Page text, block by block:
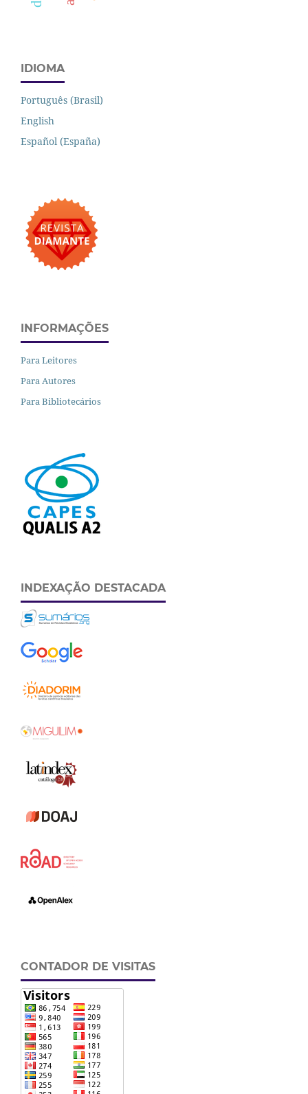
IDIOMA
Português (Brasil)
English
Español (España)
INFORMAÇÕES
Para Leitores
Para Autores
Para Bibliotecários
INDEXAÇÃO DESTACADA
CONTADOR DE VISITAS